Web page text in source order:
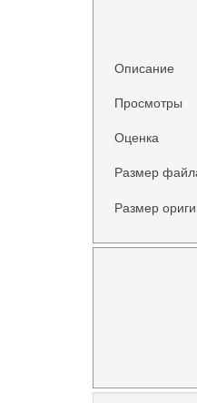
Описание
Просмотры
Оценка
Размер
Размер